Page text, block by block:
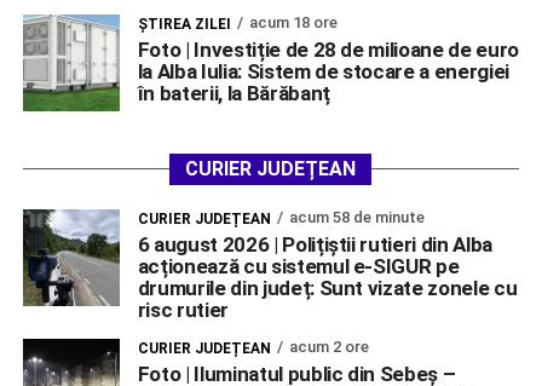
ŞTIREA ZILEI acum 18 ore
Foto | Investiție de 28 de milioane de euro
la Alba Iulia: Sistem de stocare a energiei
în baterii, la Bărăbanț
CURIER JUDEȚEAN
CURIER JUDEȚEAN acum 58 de minute
6 august 2026 | Polițiștii rutieri din Alba
acționează cu sistemul e-SIGUR pe
drumurile din județ: Sunt vizate zonele cu
risc rutier
CURIER JUDEȚEAN acum 2 ore
Foto | Iluminatul public din Sebeș –